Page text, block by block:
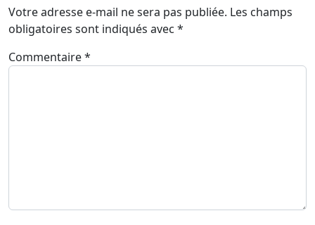
Votre adresse e-mail ne sera pas publiée. Les champs
obligatoires sont indiqués avec *
Commentaire*